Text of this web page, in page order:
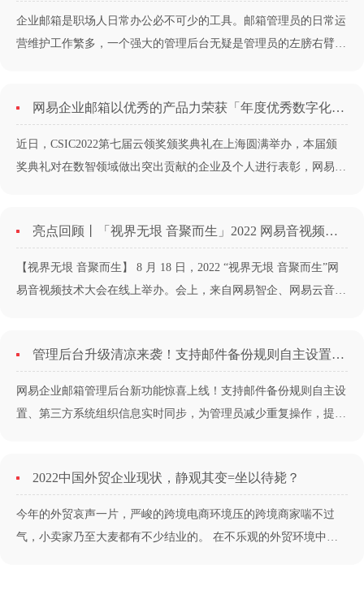
企业邮箱是职场人日常办公必不可少的工具。邮箱管理员的日常运
营维护工作繁多，一个强大的管理后台无疑是管理员的左膀右臂。
醒，安全无忧 ......
网易企业邮箱以优秀的产品力荣获「年度优秀数字化解决方案」奖
近日，CSIC2022第七届云领奖颁奖典礼在上海圆满举办，本届颁
奖典礼对在数智领域做出突出贡献的企业及个人进行表彰，网易企
会、中国云体系产业创新战略联盟、上海信息化发展研究协会 亮点回顾丨「视界无垠 音聚而生」2022 网易音视频技术大会成功举办，共话音视频发展的无限可能
【视界无垠 音聚而生】 8 月 18 日，2022 “视界无垠 音聚而生”网
易音视频技术大会在线上举办。会上，来自网易智企、网易云音
实践经验。 技术发展......
管理后台升级清凉来袭！支持邮件备份规则自主设置、信息实时同步...
网易企业邮箱管理后台新功能惊喜上线！支持邮件备份规则自主设
置、第三方系统组织信息实时同步，为管理员减少重复操作，提高
便高效的邮件使用体验。...
2022中国外贸企业现状，静观其变=坐以待毙？
今年的外贸哀声一片，严峻的跨境电商环境压的跨境商家喘不过
气，小卖家乃至大麦都有不少结业的。 在不乐观的外贸环境中，